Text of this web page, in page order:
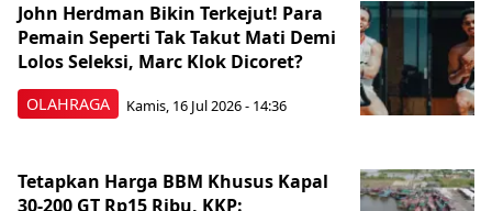
OLAHRAGA
John Herdman Bikin Terkejut! Para
Pemain Seperti Tak Takut Mati Demi
Lolos Seleksi, Marc Klok Dicoret?
Kamis, 16 Jul 2026 - 14:36
Tetapkan Harga BBM Khusus Kapal
30-200 GT Rp15 Ribu, KKP: